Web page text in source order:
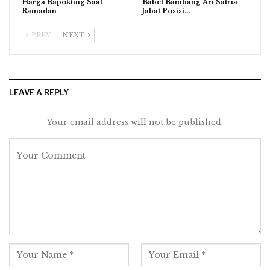
Harga Bapokting Saat
Ramadan
Babel Bambang Ari Satria
Jabat Posisi…
PREV NEXT
LEAVE A REPLY
Your email address will not be published.